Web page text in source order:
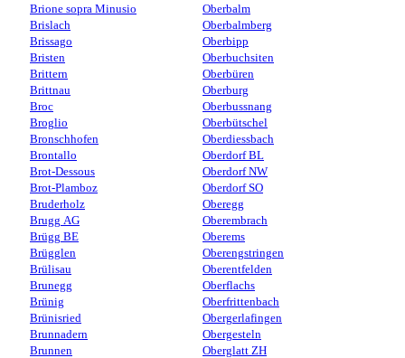
Brione sopra Minusio
Brislach
Brissago
Bristen
Brittern
Brittnau
Broc
Broglio
Bronschhofen
Brontallo
Brot-Dessous
Brot-Plamboz
Bruderholz
Brugg AG
Brügg BE
Brügglen
Brülisau
Brunegg
Brünig
Brünisried
Brunnadern
Brunnen
Oberbalm
Oberbalmberg
Oberbipp
Oberbuchsiten
Oberbüren
Oberburg
Oberbussnang
Oberbütschel
Oberdiessbach
Oberdorf BL
Oberdorf NW
Oberdorf SO
Oberegg
Oberembrach
Oberems
Oberengstringen
Oberentfelden
Oberflachs
Oberfrittenbach
Obergerlafingen
Obergesteln
Oberglatt ZH